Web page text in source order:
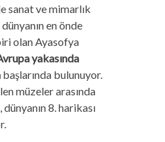
sanat ve mimarlık
en önde
olan Ayasofya
yakasında
başlarında bulunuyor.
müzeler arasında
8. harikası